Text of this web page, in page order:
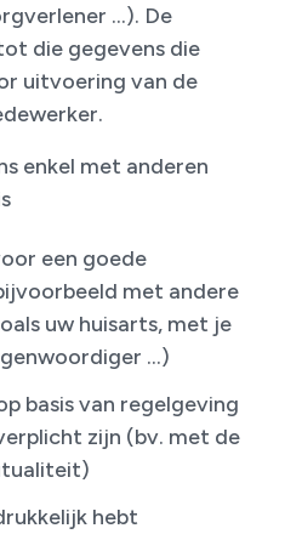
...). De
die gegevens die
uitvoering van de
enkel met anderen
een goede
met andere
uw huisarts, met je
...)
basis van regelgeving
zijn (bv. met de
hebt